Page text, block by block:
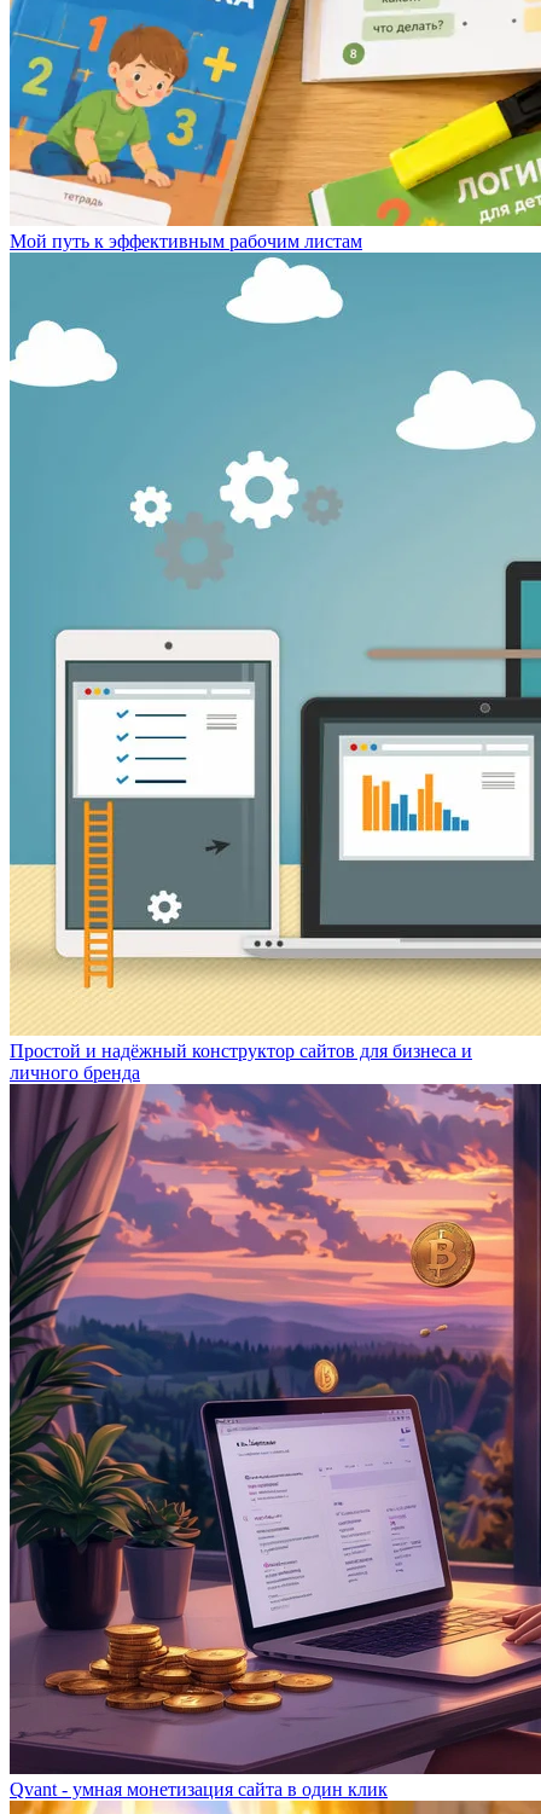
Мой путь к эффективным рабочим листам
Простой и надёжный конструктор сайтов для бизнеса и
личного бренда
Qvant - умная монетизация сайта в один клик